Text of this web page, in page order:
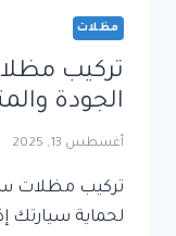
مظلات
تركيب
الجودة
أغسطس 13, 2025
تركيب مظلات
لحماية